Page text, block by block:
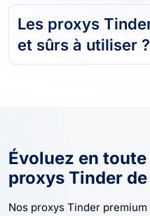
Les proxys
et sûrs à utiliser ?
Évoluez en
proxys Tinder
Nos proxys Tinder